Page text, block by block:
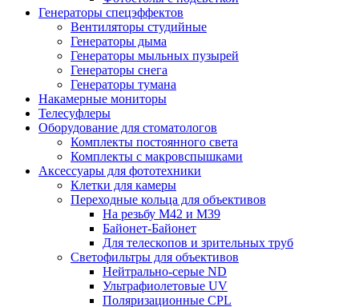
Генераторы спецэффектов
Вентиляторы студийные
Генераторы дыма
Генераторы мыльных пузырей
Генераторы снега
Генераторы тумана
Накамерные мониторы
Телесуфлеры
Оборудование для стоматологов
Комплекты постоянного света
Комплекты с макровспышками
Аксессуары для фототехники
Клетки для камеры
Переходные кольца для объективов
На резьбу М42 и М39
Байонет-Байонет
Для телескопов и зрительных труб
Светофильтры для объективов
Нейтрально-серые ND
Ультрафиолетовые UV
Поляризационные CPL